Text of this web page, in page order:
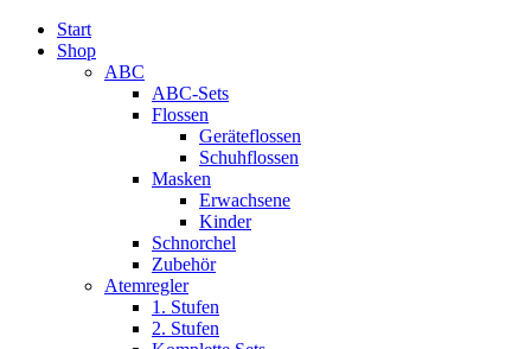
Start
Shop
ABC
ABC-Sets
Flossen
Geräteflossen
Schuhflossen
Masken
Erwachsene
Kinder
Schnorchel
Zubehör
Atemregler
1. Stufen
2. Stufen